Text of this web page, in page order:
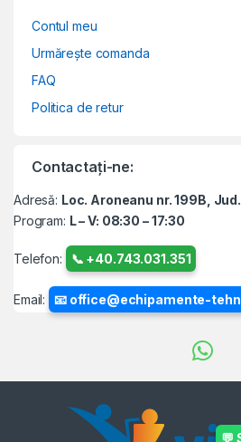
💬
Contul meu
Urmărește comanda
FAQ
Politica de retur
Contactați-ne:
Adresă: Loc. Aroneanu nr. 199B,
Program: L – V: 08:30 – 17:30
Telefon: 📞 +40.743.031.351
Email: 📧 office@echipamente-